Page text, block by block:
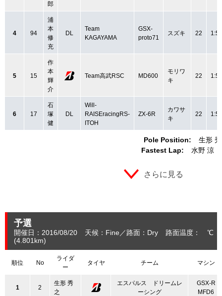
Pole Position:
生形
Fastest Lap:
水野 涼
郎
4 94
浦
本
修
充
DL
Team
KAGAYAMA
GSX-
proto71
スズキ 22
5 15
作
本
輝
介
Team高武RSC MD600
モリワ
キ
22
6 17
石
塚
健
DL
Will-
RAISEracingRS-
ITOH
ZX-6R
カワサ
キ
22
さらに見る
予選
開催日：2016/08/20 天候：Fine 路面：Dry
路面温度： ℃
(4.801 km)
順位 No
ライダ
ー
タイヤ チーム マシン
1 2
生形 秀
之
エスパルス ドリームレ
ーシング
GSX-R
MFD6